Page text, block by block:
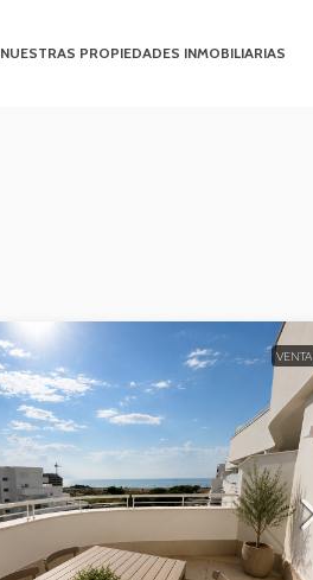
NUESTRAS PROPIEDADES INMOBILIARIAS
VENTA